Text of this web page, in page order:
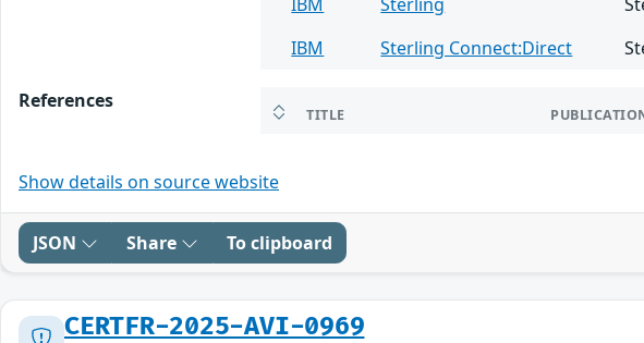
IBM
Sterling Connect:Direct
References
TITLE
Show details on source website
JSON Share To clipboard
CERTFR-2025-AVI-0969